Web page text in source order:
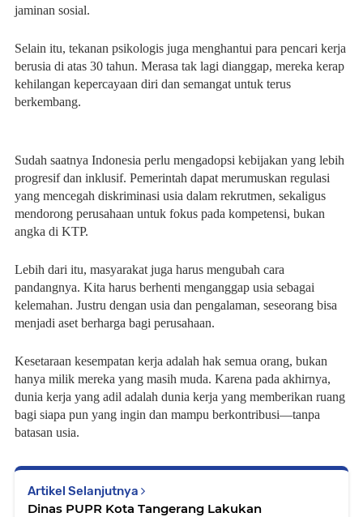
jaminan sosial.
Selain itu, tekanan psikologis juga menghantui para pencari kerja
berusia di atas 30 tahun. Merasa tak lagi dianggap, mereka kerap
kehilangan kepercayaan diri dan semangat untuk terus
berkembang.
Sudah saatnya Indonesia perlu mengadopsi kebijakan yang lebih
progresif dan inklusif. Pemerintah dapat merumuskan regulasi
yang mencegah diskriminasi usia dalam rekrutmen, sekaligus
mendorong perusahaan untuk fokus pada kompetensi, bukan
angka di KTP.
Lebih dari itu, masyarakat juga harus mengubah cara
pandangnya. Kita harus berhenti menganggap usia sebagai
kelemahan. Justru dengan usia dan pengalaman, seseorang bisa
menjadi aset berharga bagi perusahaan.
Kesetaraan kesempatan kerja adalah hak semua orang, bukan
hanya milik mereka yang masih muda. Karena pada akhirnya,
dunia kerja yang adil adalah dunia kerja yang memberikan ruang
bagi siapa pun yang ingin dan mampu berkontribusi—tanpa
batasan usia.
Artikel Selanjutnya
Dinas PUPR Kota Tangerang Lakukan